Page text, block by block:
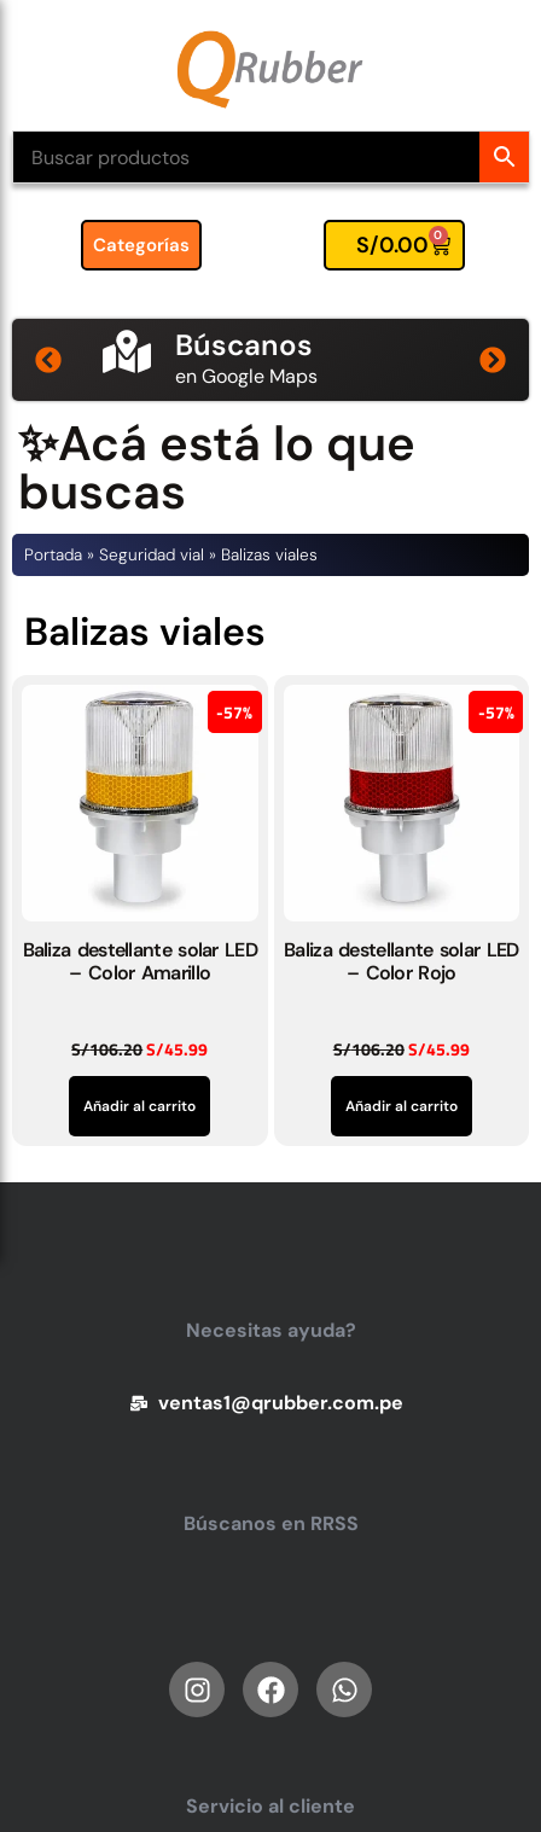
Categorías S/0.00 0
Búscanos
en Google Maps
✨Acá está lo que
buscas
Portada » Seguridad vial » Balizas viales
Balizas viales
57%
Baliza destellante solar LED
– Color Amarillo
S/106.20S/45.99
Añadir al carrito
57%
Baliza destellante solar LED
– Color Rojo
S/106.20S/45.99
Añadir al carrito
Necesitas ayuda?
ventas1@qrubber.com.pe
Búscanos en RRSS
Servicio al cliente